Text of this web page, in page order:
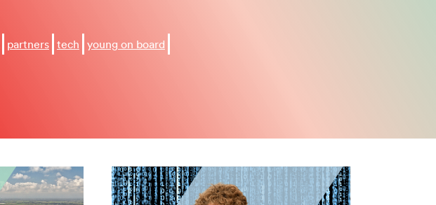
partners tech young on board